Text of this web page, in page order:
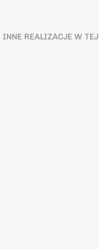
INNE REALIZACJE W